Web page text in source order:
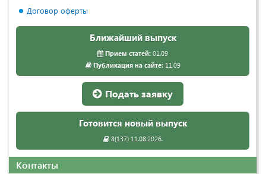
Договор оферты
Ближайший выпуск
Прием статей: 01.09
Публикация на сайте:11.09
Подать заявку
Готовится новый выпуск
8(137) 11.08.2026.
Контакты